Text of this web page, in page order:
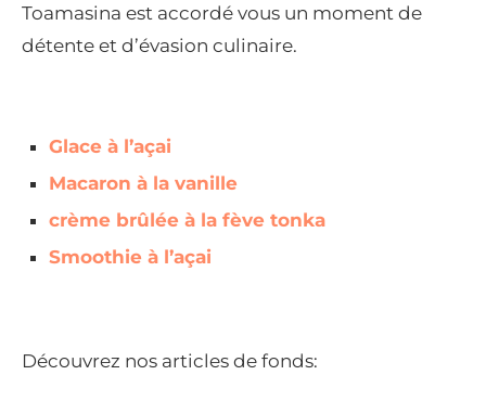
Toamasina est accordé vous un moment de
détente et d’évasion culinaire.
Glace à l’açai
Macaron à la vanille
crème brûlée à la fève tonka
Smoothie à l’açai
Découvrez nos articles de fonds: